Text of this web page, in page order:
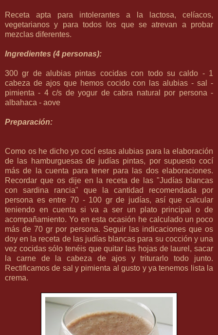
Receta apta para intolerantes a la lactosa, celíacos,
vegetarianos y para todos los que se atrevan a probar
mezclas diferentes.
Ingredientes (4 personas):
300 gr de alubias pintas cocidas con todo su caldo - 1
cabeza de ajos que hemos cocido con las alubias - sal -
pimienta - 4 c/s de yogur de cabra natural por persona -
albahaca - aove
Preparación:
Como os he dicho yo cocí estas alubias para la elaboración
de las hamburguesas de judías pintas, por supuesto cocí
más de la cuenta para tener para las dos elaboraciones.
Recordar que os dije en la receta de las "Judías blancas
con sardina rancia" que la cantidad recomendada por
persona es entre 70 - 100 gr de judías, así que calcular
teniendo en cuenta si va a ser un plato principal o de
acompañamiento. Yo en esta ocasión he calculado un poco
más de 70 gr por persona. Seguir las indicaciones que os
doy en la receta de las judías blancas para su cocción y una
vez cocidas sólo tenéis que quitar las hojas de laurel, sacar
la carne de la cabeza de ajos y triturarlo todo junto.
Rectificamos de sal y pimienta al gusto y ya tenemos lista la
crema.